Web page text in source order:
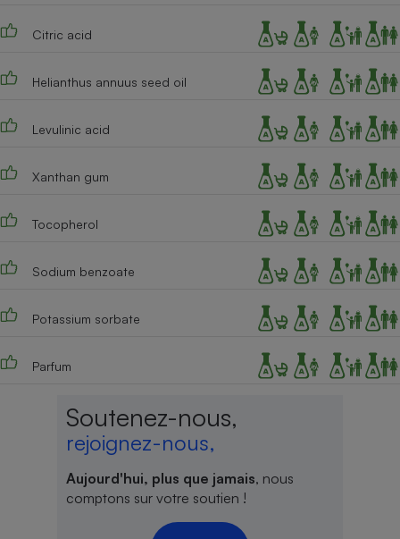
Citric acid
Helianthus annuus seed oil
Levulinic acid
Xanthan gum
Tocopherol
Sodium benzoate
Potassium sorbate
Parfum
Soutenez-nous,
rejoignez-nous,
Aujourd'hui, plus que jamais, nous
comptons sur votre soutien !